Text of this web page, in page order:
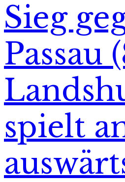
Sieg
Passau
spielt